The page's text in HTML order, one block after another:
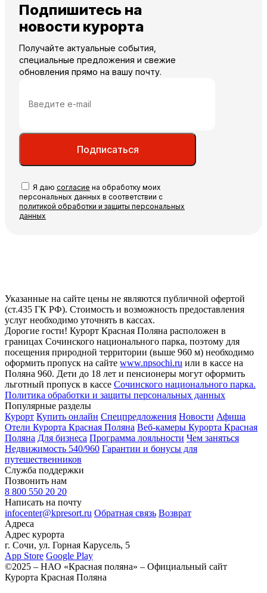
Подпишитесь на
новости курорта
Получайте актуальные события,
специальные предложения и свежие
обновления прямо на вашу почту.
Подписаться
Я даю согласие на обработку моих
персональных данных в соответствии с
политикой обработки и защиты персональных
данных
Указанные на сайте цены не являются публичной офертой
(ст.435 ГК РФ). Стоимость и возможность предоставления
услуг необходимо уточнять в кассах.
Дорогие гости! Курорт Красная Поляна расположен в
границах Сочинского национального парка, поэтому для
посещения природной территории (выше 960 м) необходимо
оформить пропуск на сайте www.npsochi.ru или в кассе на
Поляна 960. Дети до 18 лет и пенсионеры могут оформить
льготный пропуск в кассе Сочинского национального парка.
Политика обработки и защиты персональных данных
Популярные разделы
Курорт Купить онлайн Спецпредложения Новости Афиша
Отели Курорта Красная Поляна Веб-камеры Курорта Красная
Поляна Для бизнеса Программа лояльности Чем заняться
Недвижимость 540/960 Гарантии и бонусы для
путешественников
Служба поддержки
Позвонить нам
8 800 550 20 20
Написать на почту
infocenter@kpresort.ru Обратная связь Возврат
Адреса
Адрес курорта
г. Сочи, ул. Горная Карусель, 5
App Store Google Play
©2025 – НАО «Красная поляна» – Официальный сайт
Курорта Красная Поляна